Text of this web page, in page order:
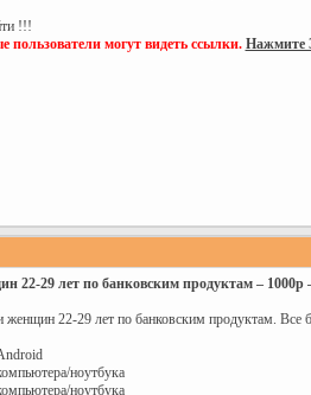
!!!
пользователи могут видеть ссылки. Нажмите
29 лет по банковским продуктам – 1000р
22-29 лет по банковским продуктам. Все
ноутбука
ноутбука